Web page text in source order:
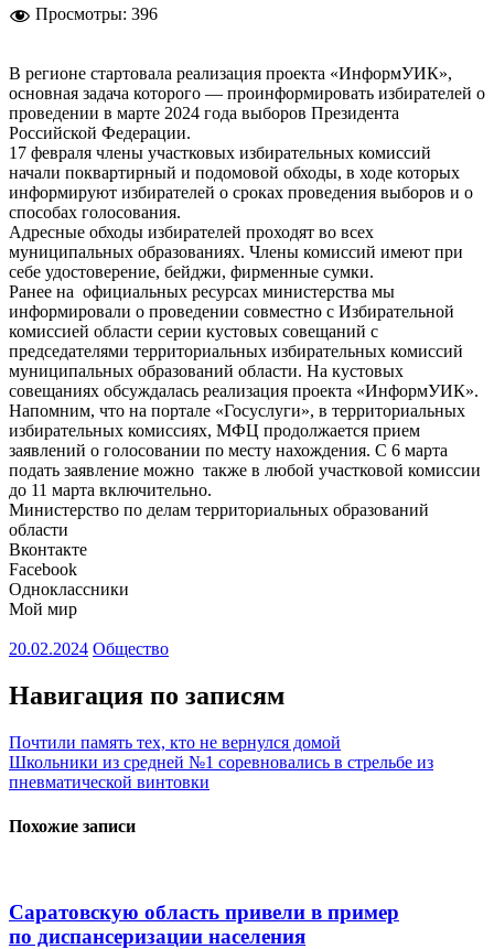
Просмотры: 396
В регионе стартовала реализация проекта «ИнформУИК»,
основная задача которого — проинформировать избирателей о
проведении в марте 2024 года выборов Президента
Российской Федерации.
17 февраля члены участковых избирательных комиссий
начали поквартирный и подомовой обходы, в ходе которых
информируют избирателей о сроках проведения выборов и о
способах голосования.
Адресные обходы избирателей проходят во всех
муниципальных образованиях. Члены комиссий имеют при
себе удостоверение, бейджи, фирменные сумки.
Ранее на официальных ресурсах министерства мы
информировали о проведении совместно с Избирательной
комиссией области серии кустовых совещаний с
председателями территориальных избирательных комиссий
муниципальных образований области. На кустовых
совещаниях обсуждалась реализация проекта «ИнформУИК».
Напомним, что на портале «Госуслуги», в территориальных
избирательных комиссиях, МФЦ продолжается прием
заявлений о голосовании по месту нахождения. С 6 марта
подать заявление можно также в любой участковой комиссии
до 11 марта включительно.
Министерство по делам территориальных образований
области
Вконтакте
Facebook
Одноклассники
Мой мир
20.02.2024 Общество
Навигация по записям
Почтили память тех, кто не вернулся домой
Школьники из средней №1 соревновались в стрельбе из
пневматической винтовки
Похожие записи
Саратовскую область привели в пример
по диспансеризации населения